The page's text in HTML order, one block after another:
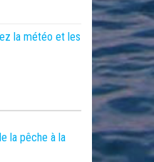
la météo et les
la pêche à la